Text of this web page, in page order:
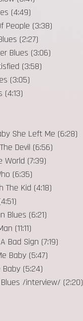
(4:49)
People (3:38)
(2:27)
Blues (3:06)
(3:58)
(3:05)
(4:13)
She Left Me (6:28)
Devil (6:56)
World (7:39)
(6:35)
The Kid (4:18)
Blues (6:21)
(11:11)
Bad Sign (7:19)
Baby (5:47)
Baby (5:24)
Blues /interview/ (2:20)